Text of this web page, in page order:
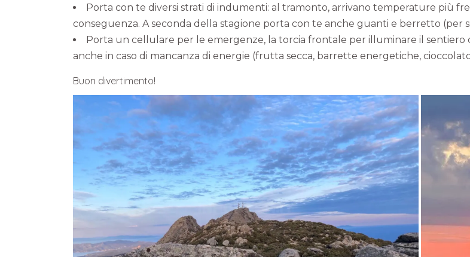
Porta con te diversi strati di indumenti: al tramonto, arrivano temperature più
conseguenza. A seconda della stagione porta con te anche guanti e berretto (per
Porta un cellulare per le emergenze, la torcia frontale per illuminare il
anche in caso di mancanza di energie (frutta secca, barrette energetiche,
Buon divertimento!